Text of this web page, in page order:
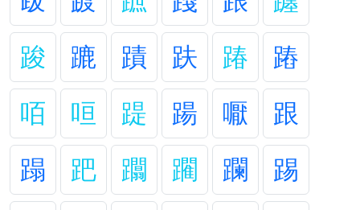
踆
蹗 蹟 趺 踳
蹖
咟
咺 踶 踼 嚈
跟
蹋
跁 躢 躙 躝
踢